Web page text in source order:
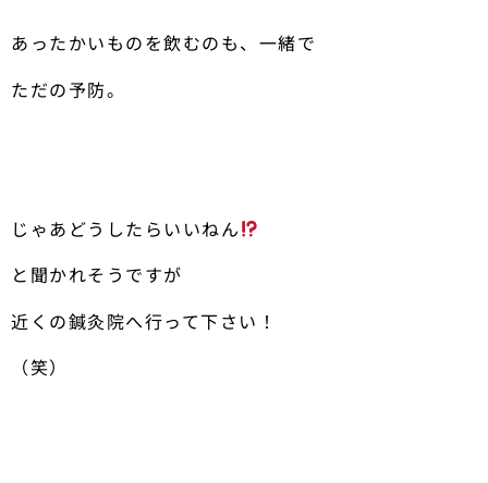
あったかいものを飲むのも、一緒で
ただの予防。
じゃあどうしたらいいねん
と聞かれそうですが
近くの鍼灸院へ行って下さい！
（笑）